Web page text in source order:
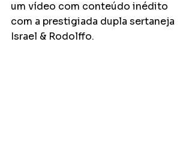
um vídeo com conteúdo inédito
com a prestigiada dupla sertaneja
Israel & Rodolffo.